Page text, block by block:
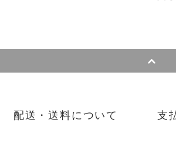
配送・送料について 支